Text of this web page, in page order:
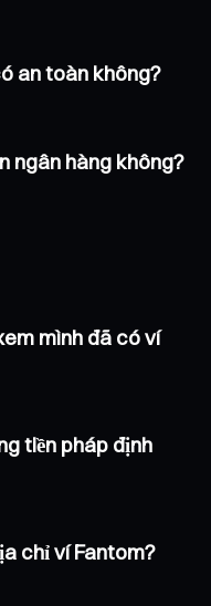
an toàn không?
ngân hàng không?
mình đã có ví
tiền pháp định
chỉ ví Fantom?